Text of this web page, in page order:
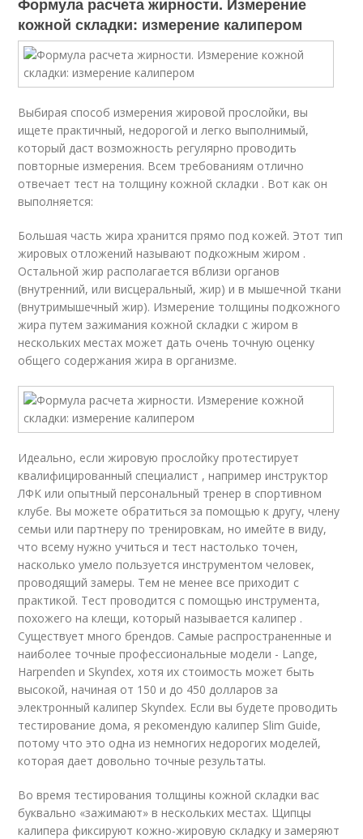
кожной складки: измерение калипером
Выбирая способ измерения жировой прослойки, вы
ищете практичный, недорогой и легко выполнимый,
который даст возможность регулярно проводить
повторные измерения. Всем требованиям отлично
отвечает тест на толщину кожной складки . Вот как он
выполняется:
Большая часть жира хранится прямо под кожей. Этот тип
жировых отложений называют подкожным жиром .
Остальной жир располагается вблизи органов
(внутренний, или висцеральный, жир) и в мышечной ткани
(внутримышечный жир). Измерение толщины подкожного
жира путем зажимания кожной складки с жиром в
нескольких местах может дать очень точную оценку
общего содержания жира в организме.
Идеально, если жировую прослойку протестирует
квалифицированный специалист , например инструктор
ЛФК или опытный персональный тренер в спортивном
клубе. Вы можете обратиться за помощью к другу, члену
семьи или партнеру по тренировкам, но имейте в виду,
что всему нужно учиться и тест настолько точен,
насколько умело пользуется инструментом человек,
проводящий замеры. Тем не менее все приходит с
практикой. Тест проводится с помощью инструмента,
похожего на клещи, который называется калипер .
Существует много брендов. Самые распространенные и
наиболее точные профессиональные модели - Lange,
Harpenden и Skyndex, хотя их стоимость может быть
высокой, начиная от 150 и до 450 долларов за
электронный калипер Skyndex. Если вы будете проводить
тестирование дома, я рекомендую калипер Slim Guide,
потому что это одна из немногих недорогих моделей,
которая дает довольно точные результаты.
Во время тестирования толщины кожной складки вас
буквально «зажимают» в нескольких местах. Щипцы
калипера фиксируют кожно-жировую складку и замеряют